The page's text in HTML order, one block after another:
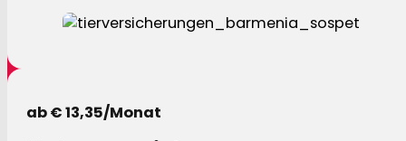
ab € 13,35/Monat